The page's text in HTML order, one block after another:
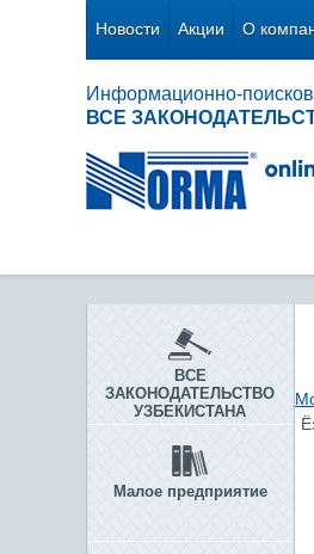
Новости Акции О
Информационно-
ВСЕ
ВСЕ
ЗАКОНОДАТЕЛЬСТВО
УЗБЕКИСТАНА
Малое предприятие